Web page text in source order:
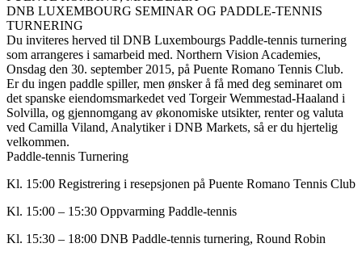
DNB LUXEMBOURG SEMINAR OG PADDLE-TENNIS
TURNERING
Du inviteres herved til DNB Luxembourgs Paddle-tennis turnering
som arrangeres i samarbeid med. Northern Vision Academies,
Onsdag den 30. september 2015, på Puente Romano Tennis Club.
Er du ingen paddle spiller, men ønsker å få med deg seminaret om
det spanske eiendomsmarkedet ved Torgeir Wemmestad-Haaland i
Solvilla, og gjennomgang av økonomiske utsikter, renter og valuta
ved Camilla Viland, Analytiker i DNB Markets, så er du hjertelig
velkommen.
Paddle-tennis Turnering
Kl. 15:00 Registrering i resepsjonen på Puente Romano Tennis Club
Kl. 15:00 – 15:30 Oppvarming Paddle-tennis
Kl. 15:30 – 18:00 DNB Paddle-tennis turnering, Round Robin